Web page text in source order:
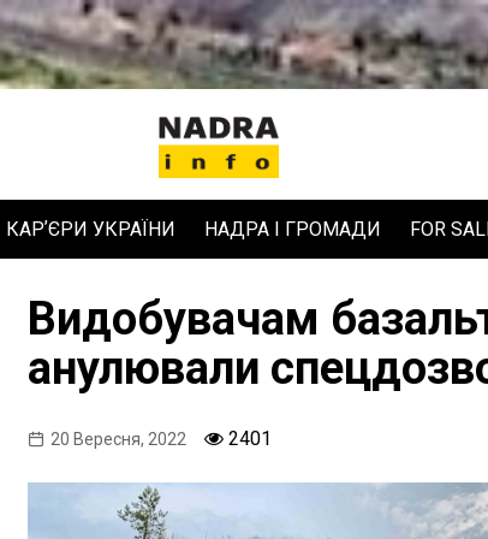
КАРʼЄРИ УКРАЇНИ НАДРА І ГРОМАДИ FOR
Видобувачам
анулювали
20 Вересня, 2022 2401